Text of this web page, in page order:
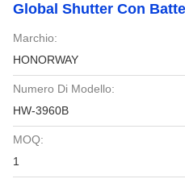
Global Shutter Con
Marchio:
HONORWAY
Numero Di Modello:
HW-3960B
MOQ:
1